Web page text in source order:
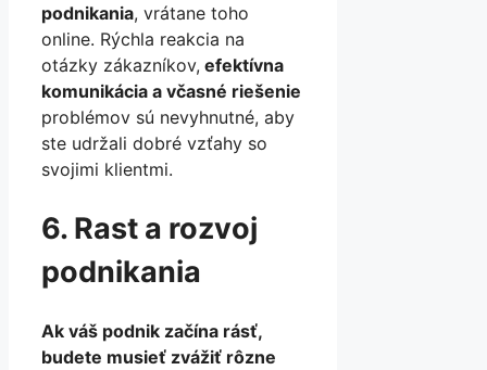
podnikania, vrátane toho
online. Rýchla reakcia na
otázky zákazníkov, efektívna
komunikácia a včasné riešenie
problémov sú nevyhnutné, aby
ste udržali dobré vzťahy so
svojimi klientmi.
6. Rast a rozvoj
podnikania
Ak váš podnik začína rásť,
budete musieť zvážiť rôzne